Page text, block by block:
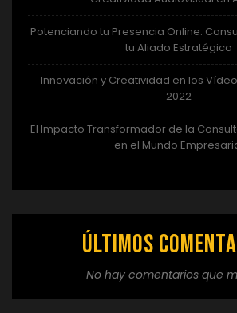
Potenciando tu Presencia Online:
tu Aliado Estratégico
Innovación y Creatividad en los
2022
El Impacto Transformador de la
en el Mundo
Últimos
No hay comentarios que